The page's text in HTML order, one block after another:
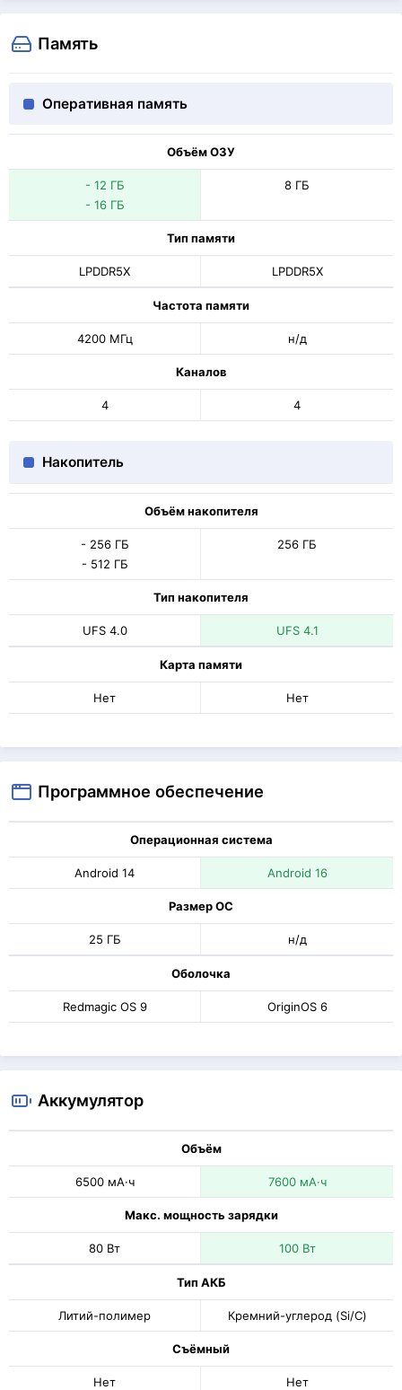
Память
Оперативная память
Объём ОЗУ
- 12 ГБ
- 16 ГБ
8 ГБ
Тип памяти
LPDDR5X LPDDR5X
Частота памяти
4200 МГц н/д
Каналов
4 4
Накопитель
Объём накопителя
- 256 ГБ
- 512 ГБ
256 ГБ
Тип накопителя
UFS 4.0 UFS 4.1
Карта памяти
Нет Нет
Программное обеспечение
Операционная система
Android 14 Android 16
Размер ОС
25 ГБ н/д
Оболочка
Redmagic OS 9 OriginOS 6
Аккумулятор
Объём
6500 мА·ч 7600 мА·ч
Макс. мощность зарядки
80 Вт 100 Вт
Тип АКБ
Литий-полимер Кремний-углерод (Si/C)
Съёмный
Нет Нет